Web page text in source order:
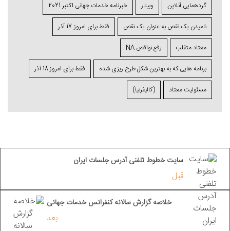
گردهمایی آنلاین وبینار خبرنامه خدمات جهانی اکتبر 2021
نامیدن یک نقص به عنوان یک نقص فقط برای امروز 17 آذر
معتاد متقلب رفع نواقص NA
برنامه ⁯هایی که به بهترین شکل طرح ⁯ریزی ⁯شده فقط برای امروز 18 آذر
مسئولیت معتاد (کالیفرنیا)
سایت خطوط تلفنی آدرس جلسات ایران
قبل
خلاصه گزارش سالانه کنفرانس خدمات جهانی
بعد